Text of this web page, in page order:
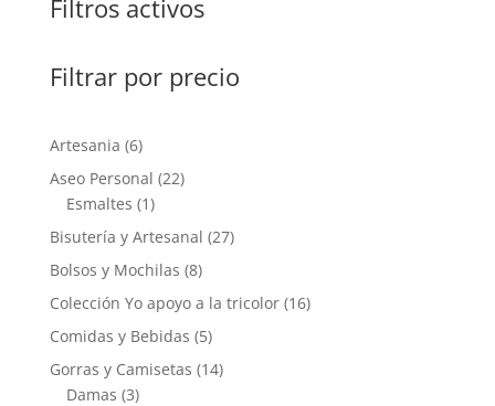
Filtros activos
Filtrar por precio
Artesania 66
productos
Aseo Personal 2222
Esmaltes 11
producto
Bisutería y Artesanal 2727
Bolsos y Mochilas 88
productos
Colección Yo apoyo a la tricolor 1616
Comidas y Bebidas 55
productos
Gorras y Camisetas 1414
Damas 33